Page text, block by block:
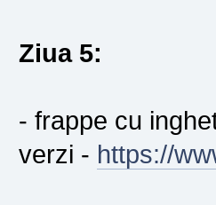
Ziua 5:
- frappe cu
verzi - https://